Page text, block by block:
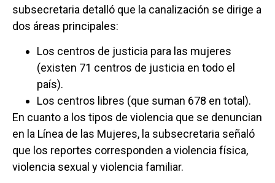
subsecretaria detalló que la canalización se dirige a
dos áreas principales:
Los centros de justicia para las mujeres
(existen 71 centros de justicia en todo el
país).
Los centros libres (que suman 678 en total).
En cuanto a los tipos de violencia que se denuncian
en la Línea de las Mujeres, la subsecretaria señaló
que los reportes corresponden a violencia física,
violencia sexual y violencia familiar.